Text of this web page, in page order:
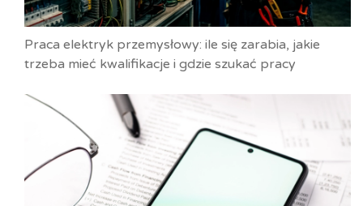
Praca elektryk przemysłowy: ile się zarabia, jakie
trzeba mieć kwalifikacje i gdzie szukać pracy